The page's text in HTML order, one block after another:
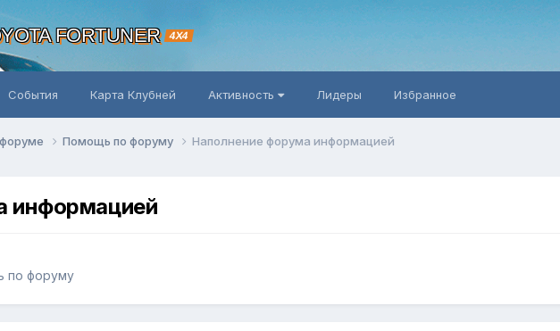
FORTUNER 4X4
События Карта Клубней Активность Лидеры Избранное
Помощь по форуму Наполнение форума информацией
информацией
по форуму